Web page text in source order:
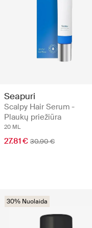
Seapuri
Scalpy Hair Serum -
Plaukų priežiūra
20 ML
27.81 € 30.90 €
30% Nuolaida